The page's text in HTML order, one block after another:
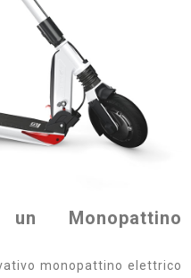
Monopattino
monopattino elettrico